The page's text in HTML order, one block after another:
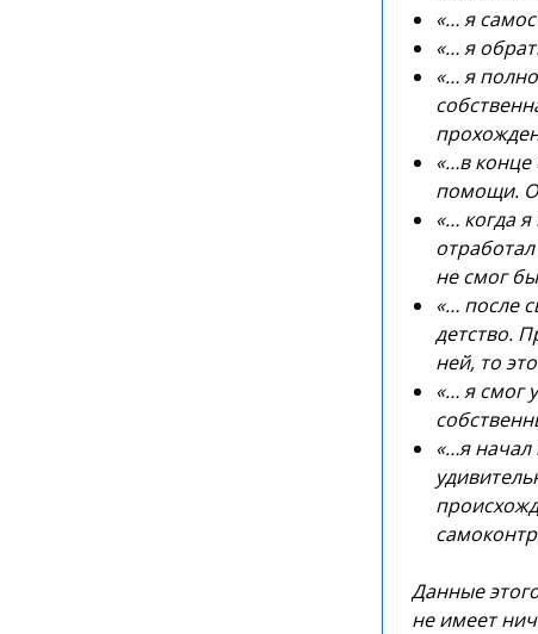
«… я
«… я
«… я
«…в конце
помощи.
«… когда
не смог
«… после
детство.
ней, то
«… я смог
«…я
Данные
не имеет